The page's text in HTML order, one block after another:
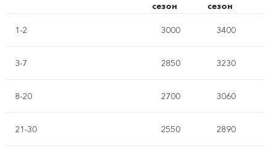
сезон
сезон
1-2 3000 3400
3-7 2850 3230
8-20 2700 3060
21-30 2550 2890